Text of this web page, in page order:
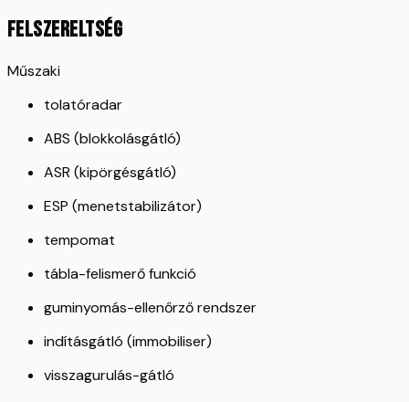
FELSZERELTSÉG
Műszaki
tolatóradar
ABS (blokkolásgátló)
ASR (kipörgésgátló)
ESP (menetstabilizátor)
tempomat
tábla-felismerő funkció
guminyomás-ellenőrző rendszer
indításgátló (immobiliser)
visszagurulás-gátló